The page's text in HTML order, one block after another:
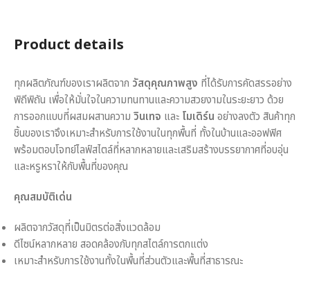
Product details
ทุกผลิตภัณฑ์ของเราผลิตจาก วัสดุคุณภาพสูง ที่ได้รับการคัดสรรอย่าง
พิถีพิถัน เพื่อให้มั่นใจในความทนทานและความสวยงามในระยะยาว ด้วย
การออกแบบที่ผสมผสานความ วินเทจ และ โมเดิร์น อย่างลงตัว สินค้าทุก
ชิ้นของเราจึงเหมาะสำหรับการใช้งานในทุกพื้นที่ ทั้งในบ้านและออฟฟิศ
พร้อมตอบโจทย์ไลฟ์สไตล์ที่หลากหลายและเสริมสร้างบรรยากาศที่อบอุ่น
และหรูหราให้กับพื้นที่ของคุณ
คุณสมบัติเด่น
ผลิตจากวัสดุที่เป็นมิตรต่อสิ่งแวดล้อม
ดีไซน์หลากหลาย สอดคล้องกับทุกสไตล์การตกแต่ง
เหมาะสำหรับการใช้งานทั้งในพื้นที่ส่วนตัวและพื้นที่สาธารณะ